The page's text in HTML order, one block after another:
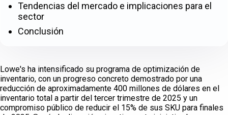
Lowe's ha intensificado su programa de optimización de
inventario, con un progreso concreto demostrado por una
reducción de aproximadamente 400 millones de dólares en el
inventario total a partir del tercer trimestre de 2025 y un
compromiso público de reducir el 15% de sus SKU para finales
Tendencias del mercado e implicaciones para el
sector
Conclusión